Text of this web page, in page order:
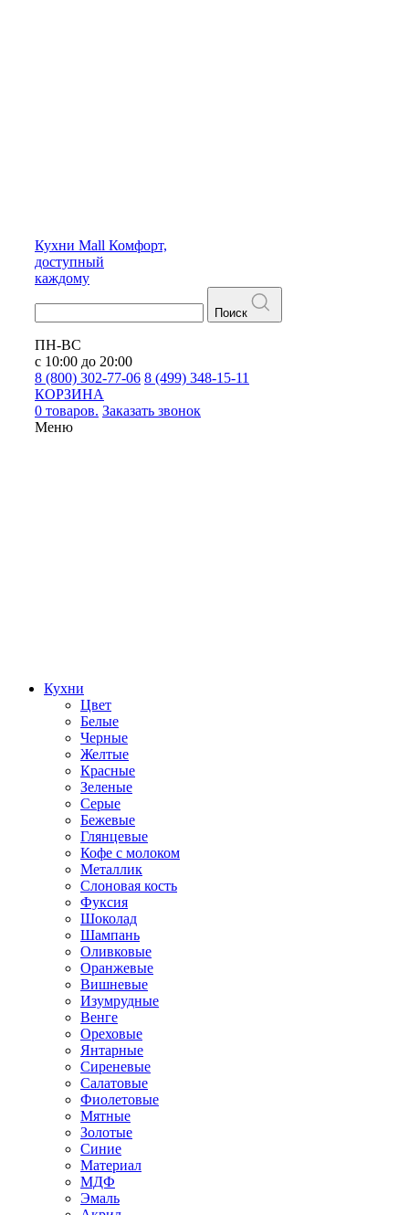
Кухни Mall Комфорт,
доступный
каждому
Поиск
ПН-ВС
с 10:00 до 20:00
8 (800) 302-77-06 8 (499) 348-15-11
КОРЗИНА
0 товаров. Заказать звонок
Меню
Кухни
Цвет
Белые
Черные
Желтые
Красные
Зеленые
Серые
Бежевые
Глянцевые
Кофе с молоком
Металлик
Слоновая кость
Фуксия
Шоколад
Шампань
Оливковые
Оранжевые
Вишневые
Изумрудные
Венге
Ореховые
Янтарные
Сиреневые
Салатовые
Фиолетовые
Мятные
Золотые
Синие
Материал
МДФ
Эмаль